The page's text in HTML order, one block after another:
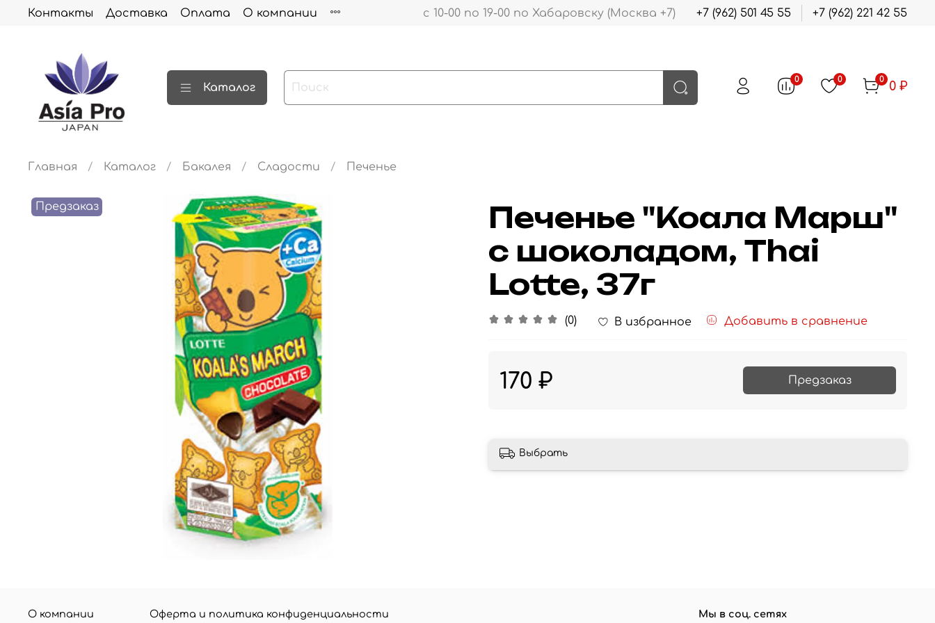
Контакты Доставка Оплата О компании с 10-00 по 19-00 по Хабаровску (Москва +7) +7 (962) 501 45 55 +7 (962) 221 42 55
Каталог
0 0 0 0 ₽
Главная Каталог Бакалея Сладости Печенье
Предзаказ
Печенье "Коала Марш"
с шоколадом, Thai
Lotte, 37г
(0) В избранное Добавить в сравнение
170 ₽ Предзаказ
Выбрать
О компании Оферта и политика конфиденциальности Мы в соц. сетях